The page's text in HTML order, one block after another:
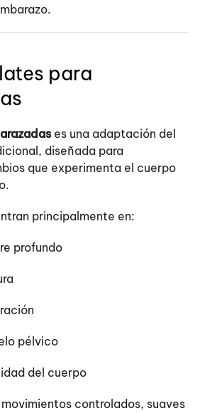
para
es una adaptación del
diseñada para
que experimenta el cuerpo
principalmente en:
profundo
pélvico
del cuerpo
controlados, suaves